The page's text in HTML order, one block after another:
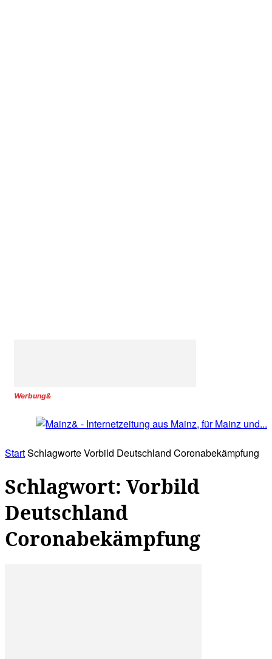
Werbung&
StartSchlagworteVorbild Deutschland Coronabekämpfung
Schlagwort: Vorbild
Deutschland
Coronabekämpfung